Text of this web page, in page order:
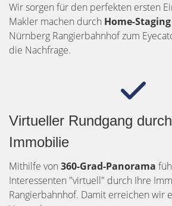
Wir sorgen für den perfekten ersten
Makler machen durch Home-Staging
Nürnberg Rangierbahnhof zum
die Nachfrage.
Virtueller Rundgang
Immobilie
Mithilfe von 360-Grad-Panorama
Interessenten "virtuell" durch Ihre
Rangierbahnhof. Damit erreichen wir